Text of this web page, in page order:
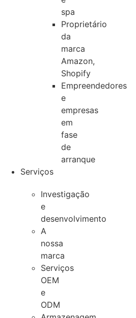
spa
Proprietário
da
marca
Amazon,
Shopify
Empreendedores
e
empresas
em
fase
de
arranque
Serviços
Investigação
e
desenvolvimento
A
nossa
marca
Serviços
OEM
e
ODM